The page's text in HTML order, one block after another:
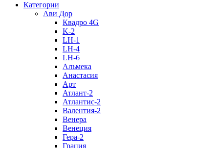
Категории
Ави Дор
Квадро 4G
K-2
LH-1
LH-4
LH-6
Альмека
Анастасия
Арт
Атлант-2
Атлантис-2
Валентия-2
Венера
Венеция
Гера-2
Грация